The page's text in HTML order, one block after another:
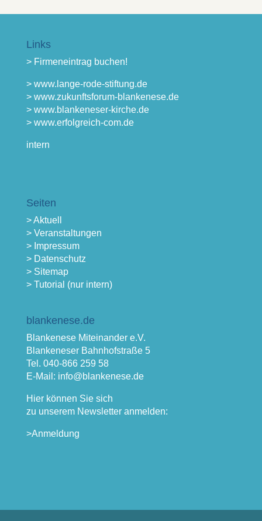
Links
> Firmeneintrag buchen!
> www.lange-rode-stiftung.de
> www.zukunftsforum-blankenese.de
> www.blankeneser-kirche.de
> www.erfolgreich-com.de
intern
Seiten
> Aktuell
> Veranstaltungen
> Impressum
> Datenschutz
> Sitemap
> Tutorial (nur intern)
blankenese.de
Blankenese Miteinander e.V.
Blankeneser Bahnhofstraße 5
Tel. 040-866 259 58
E-Mail: info@blankenese.de
Hier können Sie sich
zu unserem Newsletter anmelden:
>Anmeldung